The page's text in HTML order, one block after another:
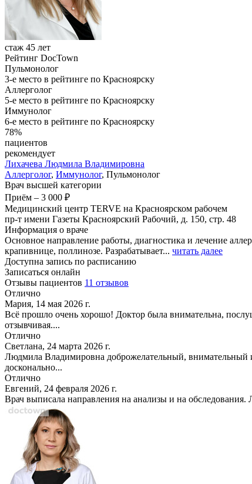
стаж 45 лет
Рейтинг DocTown
Пульмонолог
3-е место в рейтинге по Красноярску
Аллерголог
5-е место в рейтинге по Красноярску
Иммунолог
6-е место в рейтинге по Красноярску
78%
пациентов
рекомендует
Лихачева Людмила Владимировна
Аллерголог, Иммунолог, Пульмонолог
Врач высшей категории
Приём – 3 000 ₽
Медицинский центр TERVE на Красноярском рабочем
пр-т имени Газеты Красноярский Рабочий, д. 150, стр. 48
Информация о враче
Основное направление работы, диагностика и лечение
крапивнице, поллинозе. Разрабатывает... читать далее
Доступна запись по расписанию
Записаться онлайн
Отзывы пациентов 11 отзывов
Отлично
Мария, 14 мая 2026 г.
Всё прошло очень хорошо! Доктор была внимательна,
отзывчивая....
Отлично
Светлана, 24 марта 2026 г.
Людмила Владимировна доброжелательный, внимательный
досконально...
Отлично
Евгений, 24 февраля 2026 г.
Врач выписала направления на анализы и на